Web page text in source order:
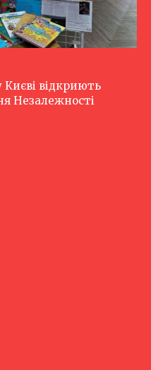
Києві відкриють
Незалежності